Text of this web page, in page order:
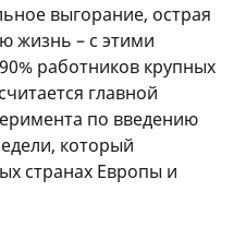
выгорание, острая
жизнь – с этими
работников крупных
главной
по введению
который
странах Европы и